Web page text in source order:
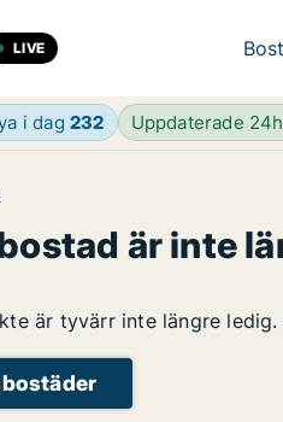
LIVE
i dag 232 Uppdaterade 24h
är inte
är tyvärr inte längre